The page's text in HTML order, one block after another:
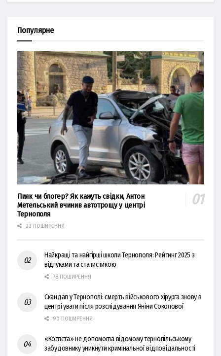
Популярне
Пияк чи блогер? Як кажуть свідки, Антон
Метельський вчинив автотрощу у центрі
Тернополя
22 ПОШИРЕННЯ
Найкращі та найгірші школи Тернополя: Рейтинг 2025 з
відгуками та статистикою
78 ПОШИРЕННЯ
Скандал у Тернополі: смерть військового хірурга знову в
центрі уваги після розслідування Яніни Соколової
90 ПОШИРЕННЯ
«Котлєта» не допомогла відомому тернопільському
забудовнику уникнути кримінальної відповідальності